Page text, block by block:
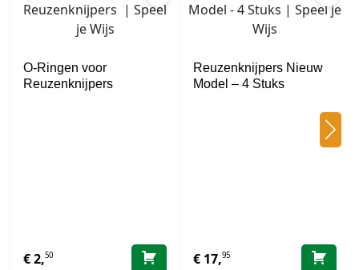
O-Ringen voor
Reuzenknijpers
€2,50
Reuzenknijpers Nieuw
Model – 4 Stuks
€ 17,95